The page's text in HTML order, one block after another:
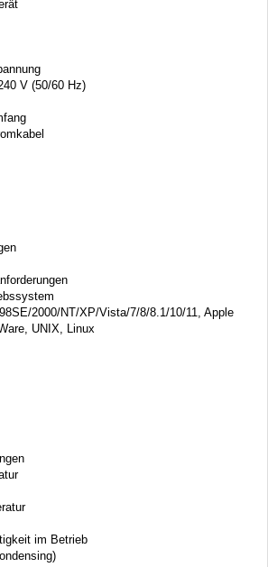
V (50/60 Hz)
2000/NT/XP/Vista/7/8/8.1/10/11, Apple
UNIX, Linux
im Betrieb